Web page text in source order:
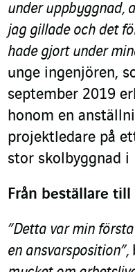
under uppbyggnad,
jag gillade och det
hade gjort under
unge ingenjören,
september 2019
honom en
projektledare på
stor skolbyggnad i
Från beställare
”Detta var min
en ansvarsposition”,